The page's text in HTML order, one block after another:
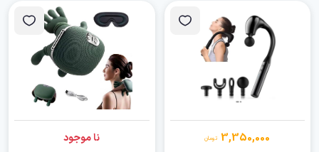
3,350,000 تومان نا موجود